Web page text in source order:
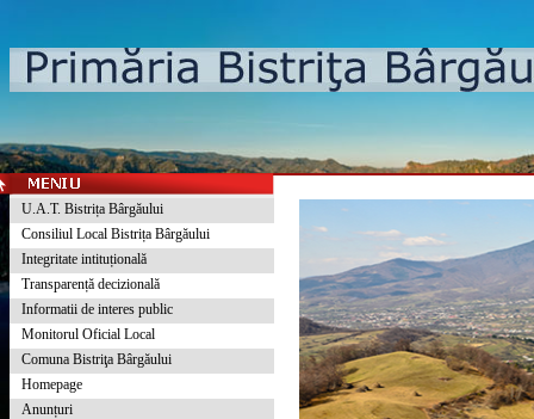
U.A.T. Bistrița Bârgăului
Consiliul Local Bistrița Bârgăului
Integritate intituțională
Transparență decizională
Informatii de interes public
Monitorul Oficial Local
Comuna Bistriţa Bârgăului
Homepage
Anunțuri